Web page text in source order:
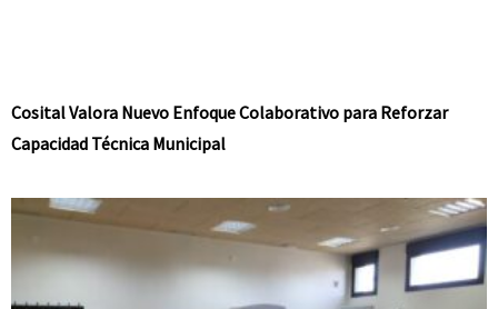
Cosital Valora Nuevo Enfoque Colaborativo para Reforzar
Capacidad Técnica Municipal